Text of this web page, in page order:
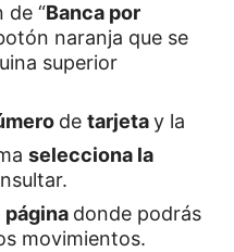
de “Banca por
naranja que se
superior
de tarjetay la
selecciona la
página donde podrás
movimientos.